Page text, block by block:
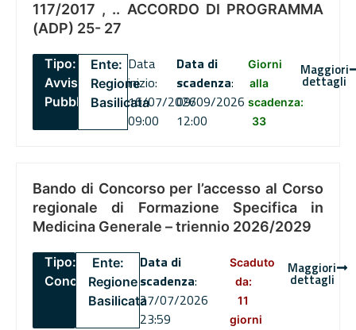
117/2017 , .. ACCORDO DI PROGRAMMA
(ADP) 25- 27
Tipo:
Avviso
Pubblico
Ente:
Regione
Basilicata
Data
inizio:
16/07/2026
09:00
Data di
scadenza:
09/09/2026
12:00
Giorni
alla
scadenza:
33
Maggiori
dettagli
Bando di Concorso per l’accesso al Corso
regionale di Formazione Specifica in
Medicina Generale – triennio 2026/2029
Tipo:
Concorsi
Ente:
Regione
Basilicata
Data di
scadenza:
27/07/2026
23:59
Scaduto
da:
11
giorni
Maggiori
dettagli